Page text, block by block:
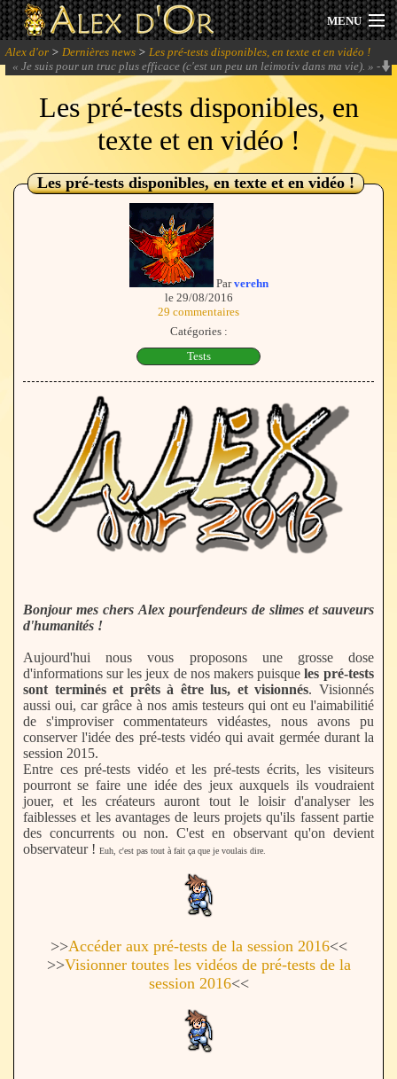
MENU
Actualités
Session 2026
Archives
Forum
Alex d'or > Dernières news > Les pré-tests disponibles, en texte et en vidéo !
« Je suis pour un truc plus efficace (c'est un peu un leimotiv dans ma vie). » -
Les pré-tests disponibles, en
texte et en vidéo !
Les pré-tests disponibles, en texte et en vidéo !
Parverehn
le 29/08/2016
29 commentaires
Catégories :
Tests
Bonjour mes chers Alex pourfendeurs de slimes et sauveurs
d'humanités !
Aujourd'hui nous vous proposons une grosse dose
d'informations sur les jeux de nos makers puisque les pré-tests
sont terminés et prêts à être lus, et visionnés. Visionnés
aussi oui, car grâce à nos amis testeurs qui ont eu l'aimabilitié
de s'improviser commentateurs vidéastes, nous avons pu
conserver l'idée des pré-tests vidéo qui avait germée durant la
session 2015.
Entre ces pré-tests vidéo et les pré-tests écrits, les visiteurs
pourront se faire une idée des jeux auxquels ils voudraient
jouer, et les créateurs auront tout le loisir d'analyser les
faiblesses et les avantages de leurs projets qu'ils fassent partie
des concurrents ou non. C'est en observant qu'on devient
observateur ! Euh, c'est pas tout à fait ça que je voulais dire.
>>Accéder aux pré-tests de la session 2016<<
>>Visionner toutes les vidéos de pré-tests de la
session 2016<<